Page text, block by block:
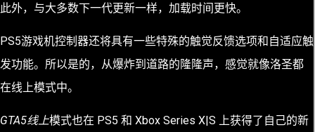
此外，与大多数下一代更新一样，加载时间更快。
PS5游戏机控制器还将具有一些特殊的触觉反馈选项和自适应触
发功能。所以是的，从爆炸到道路的隆隆声，感觉就像洛圣都
在线上模式中。
GTA5线上模式也在 PS5 和 Xbox Series X|S 上获得了自己的新